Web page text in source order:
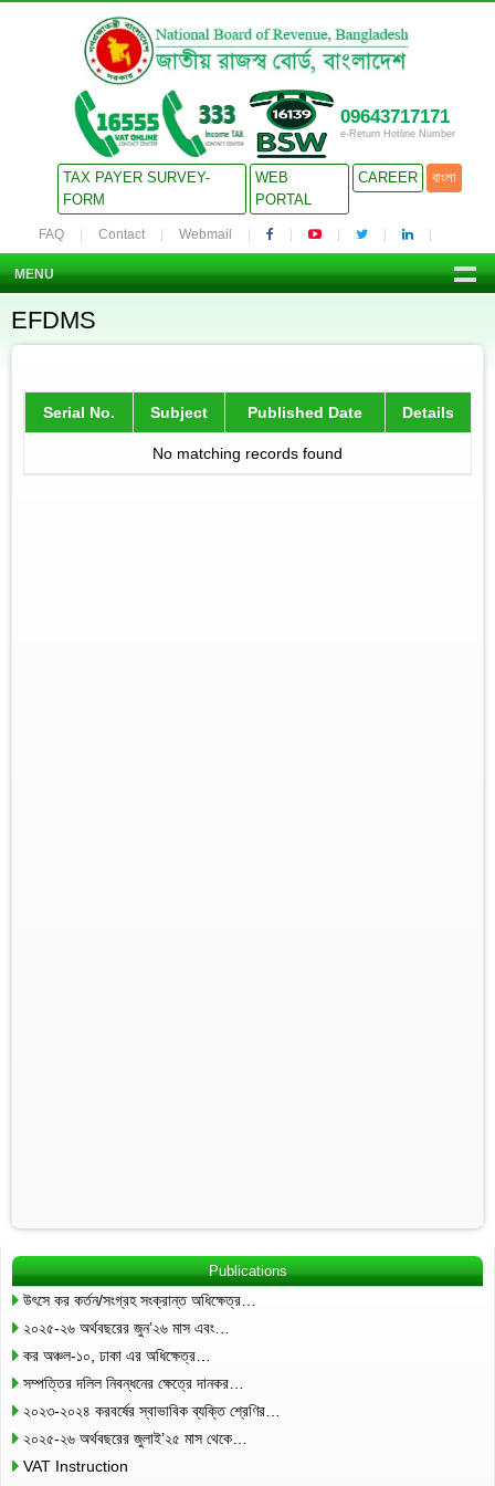
09643717171
e-Return Hotline Number
TAX PAYER SURVEY-
FORM
WEB
PORTAL
CAREER বাংলা
FAQ Contact Webmail
MENU
EFDMS
Serial No. Subject Published Date Details
No matching records found
Publications
উৎসে কর কর্তন/সংগ্রহ সংক্রান্ত অধিক্ষেত্র…
২০২৫-২৬ অর্থবছরের জুন’২৬ মাস এবং…
কর অঞ্চল-১০, ঢাকা এর অধিক্ষেত্র…
সম্পত্তির দলিল নিবন্ধনের ক্ষেত্রে দানকর…
২০২৩-২০২৪ করবর্ষের স্বাভাবিক ব্যক্তি শ্রেণির…
২০২৫-২৬ অর্থবছরের জুলাই’২৫ মাস থেকে…
VAT Instruction